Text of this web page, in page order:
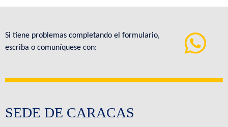
Si tiene problemas completando el formulario,
escriba o comuníquese con:
SEDE DE CARACAS